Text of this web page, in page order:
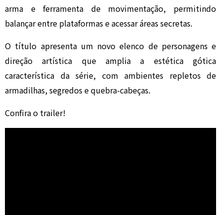
arma e ferramenta de movimentação, permitindo
balançar entre plataformas e acessar áreas secretas.
O título apresenta um novo elenco de personagens e
direção artística que amplia a estética gótica
característica da série, com ambientes repletos de
armadilhas, segredos e quebra-cabeças.
Confira o trailer!